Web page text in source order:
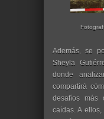
Además, se
Sheyla
donde
compartirá
desafíos más
caídas. A